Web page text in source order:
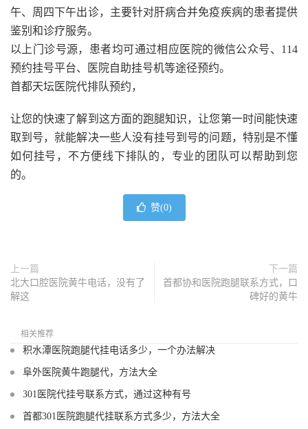
午、周四下午出诊，主要针对肝病合并免疫疾病的患者提供
鉴别和诊疗服务。
以上门诊号源，患者均可通过相应医院的微信公众号、114
预约挂号平台、医院自助挂号机等途径预约。
首都天坛医院代排队预约，
让您的快速了解到这方面的跑腿知识，让您第一时间能快速
取到号，就能解决一些人没有挂号到号的问题，特别是不懂
如何挂号，不方便线下排队的，专业的团队可以帮助到您
的。
赞(0)
上一篇
北大口腔医院黄牛电话，没有了
解这
下一篇
首都协和医院跑腿联系方式，口
碑好的黄牛
相关推荐
积水潭医院跑腿代挂电话多少，一个办法解决
阜外医院黄牛跑腿代，方法大全
301医院代挂号联系方式，通过这种有号
首都301医院跑腿代挂联系方式多少，方法大全